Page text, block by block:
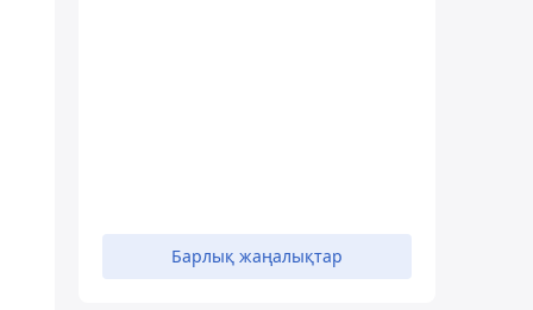
Барлық жаңалықтар